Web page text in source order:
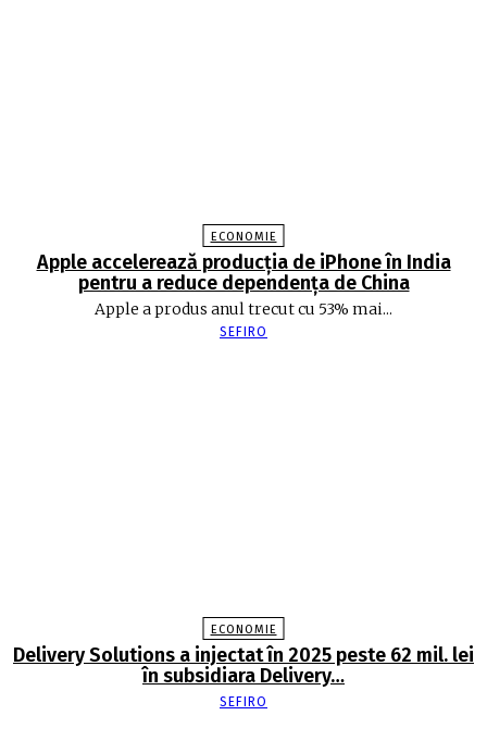
ECONOMIE
Apple accelerează producția de iPhone în India
pentru a reduce dependența de China
Apple a produs anul trecut cu 53% mai...
SEFIRO
ECONOMIE
Delivery Solutions a injectat în 2025 peste 62 mil. lei
în subsidiara Delivery…
SEFIRO